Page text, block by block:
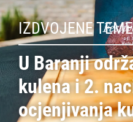
IZDVOJENE TEME
U Baranji
kulena i 2.
ocjenjivanja